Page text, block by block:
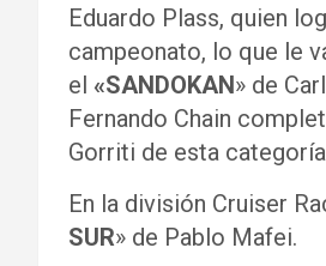
Eduardo Plass, quien
campeonato, lo que le
el «SANDOKAN» de
Fernando Chain
Gorriti de esta
En la división Cruiser
SUR» de Pablo Mafei.